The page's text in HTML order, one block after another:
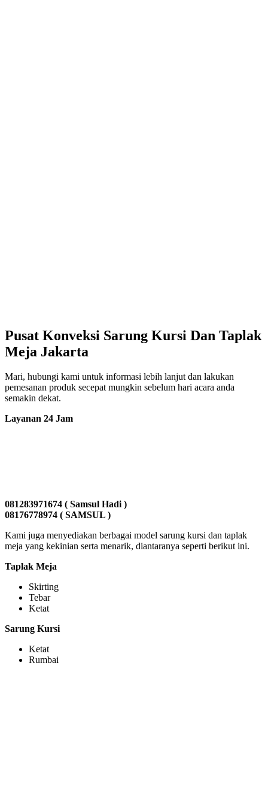
Pusat Konveksi Sarung Kursi Dan Taplak
Meja Jakarta
Mari, hubungi kami untuk informasi lebih lanjut dan lakukan
pemesanan produk secepat mungkin sebelum hari acara anda
semakin dekat.
Layanan 24 Jam
081283971674 ( Samsul Hadi )
08176778974 ( SAMSUL )
Kami juga menyediakan berbagai model sarung kursi dan taplak
meja yang kekinian serta menarik, diantaranya seperti berikut ini.
Taplak Meja
Skirting
Tebar
Ketat
Sarung Kursi
Ketat
Rumbai